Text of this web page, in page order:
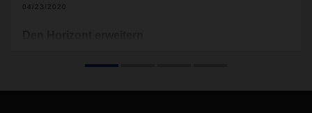
04/23/2020